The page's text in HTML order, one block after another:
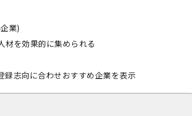
業)
材を効果的に集められる
録志向に合わせおすすめ企業を表示